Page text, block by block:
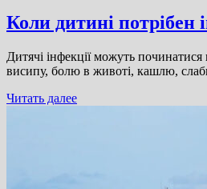
Коли дитині потрібен
Дитячі інфекції можуть
висипу, болю в животі, кашлю,
Читать далее